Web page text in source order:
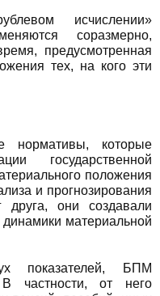
исчислении»
соразмерно,
предусмотренная
тех, на кого эти
которые
государственной
положения
и прогнозирования
друга, они создавали
материальной
показателей, БПМ
частности, от него